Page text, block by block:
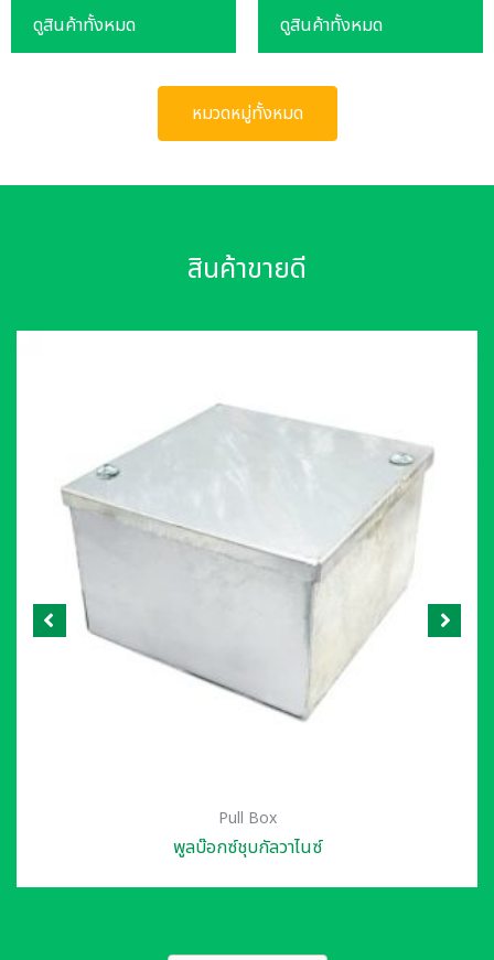
ดูสินค้าทั้งหมด ดูสินค้าทั้งหมด
หมวดหมู่ทั้งหมด
สินค้าขายดี
Pull Box
พูลบ๊อกซ์ชุบกัลวาไนซ์